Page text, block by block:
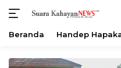
Beranda Handep